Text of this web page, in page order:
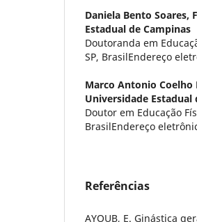
Daniela Bento Soares,
Estadual de Campinas
Doutoranda em
SP, BrasilEndereço
Marco Antonio Coelho
Universidade Estadual
Doutor em Educação
BrasilEndereço
Referências
AYOUB, E. Ginástica